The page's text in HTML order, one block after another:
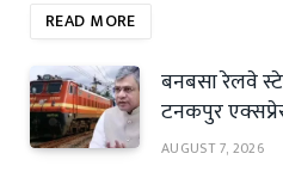
READ MORE
बनबसा रेलवे
टनकपुर
AUGUST 7, 2026